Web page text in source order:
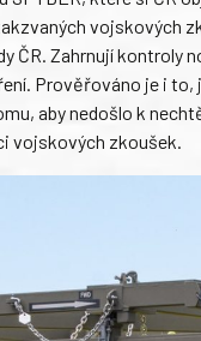
vojskových
ČR. Zahrnují
Prověřováno je i to,
aby nedošlo k
vojskových zkoušek.